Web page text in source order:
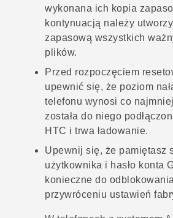
wykonana ich kopia
kontynuacją należy
zapasową wszystkich
plików.
Przed rozpoczęciem
upewnić się, że poziom
telefonu wynosi co
została do niego
HTC i trwa ładowanie.
Upewnij się, że pamiętasz
użytkownika i hasło konta
konieczne do
przywróceniu ustawień